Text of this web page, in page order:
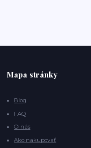
Mapa stránky
Blog
FAQ
O nás
Ako nakupovať